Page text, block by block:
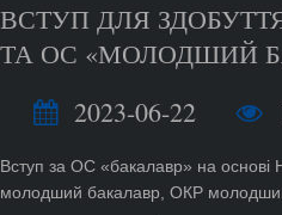
ВСТУП ДЛЯ
ТА ОС «МОЛОДШИЙ
2023-06-22
Вступ за ОС «бакалавр» на
молодший бакалавр, ОКР